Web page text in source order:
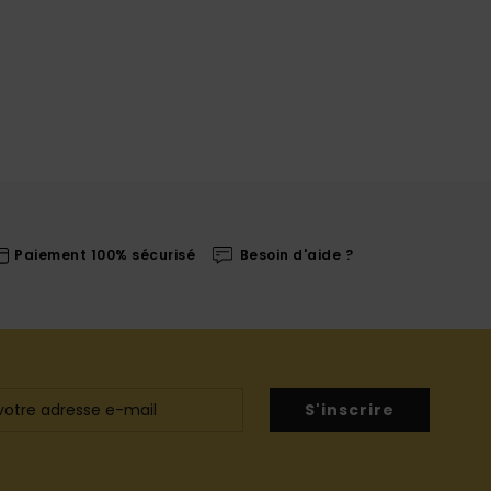
Paiement 100% sécurisé Besoin d'aide ?
S'inscrire